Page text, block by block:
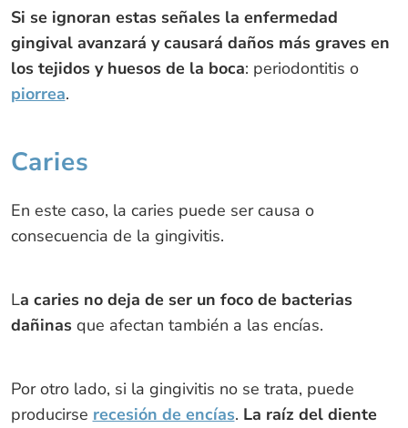
Si se ignoran estas señales la enfermedad
gingival avanzará y causará daños más graves en
los tejidos y huesos de la boca: periodontitis o
piorrea.
Caries
En este caso, la caries puede ser causa o
consecuencia de la gingivitis.
La caries no deja de ser un foco de bacterias
dañinas que afectan también a las encías.
Por otro lado, si la gingivitis no se trata, puede
producirse recesión de encías. La raíz del diente